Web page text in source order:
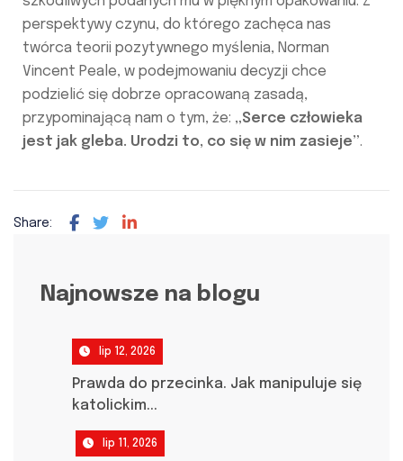
perspektywy czynu, do którego zachęca nas
twórca teorii pozytywnego myślenia, Norman
Vincent Peale, w podejmowaniu decyzji chce
podzielić się dobrze opracowaną zasadą,
przypominającą nam o tym, że: „Serce człowieka
jest jak gleba. Urodzi to, co się w nim zasieje”.
Share:
Najnowsze na blogu
lip 12, 2026
Prawda do przecinka. Jak manipuluje się
katolickim...
lip 11, 2026